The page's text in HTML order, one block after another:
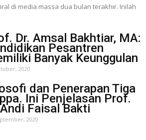
di media massa dua bulan terakhir. Inilah
Dr. Amsal Bakhtiar, MA:
Pesantren
Banyak Keunggulan
2020
dan Penerapan Tiga
Ini Penjelasan Prof.
Faisal Bakti
2020